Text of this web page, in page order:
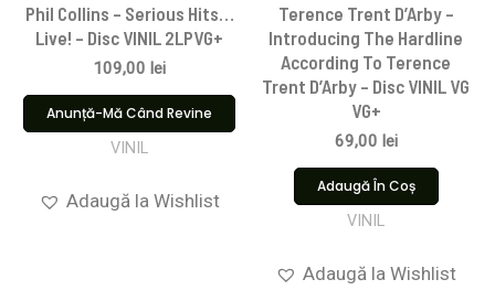
Phil Collins – Serious Hits…
Live! – Disc VINIL 2LPVG+
109,00 lei
Anunță-Mă Când Revine
VINIL
Adaugă la Wishlist
Terence Trent D’Arby –
Introducing The Hardline
According To Terence
Trent D’Arby – Disc VINIL VG
VG+
69,00 lei
Adaugă În Coș
VINIL
Adaugă la Wishlist